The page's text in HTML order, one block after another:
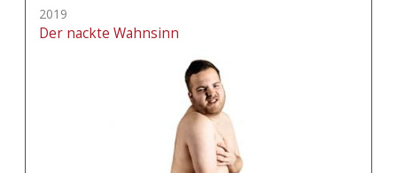
2019
Der nackte Wahnsinn